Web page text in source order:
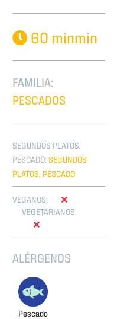
60 minmin
FAMILIA:
PESCADOS
SEGUNDOS PLATOS,
PESCADO: SEGUNDOS
PLATOS, PESCADO
VEGANOS:
VEGETARIANOS:
ALÉRGENOS
Pescado